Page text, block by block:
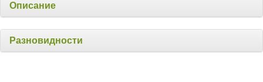
Описание
Разновидности